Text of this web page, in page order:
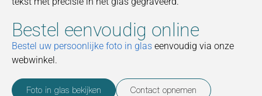
Bestel eenvoudig online
Bestel uw persoonlijke foto in glas eenvoudig via onze
webwinkel.
Foto in glas bekijken Contact opnemen